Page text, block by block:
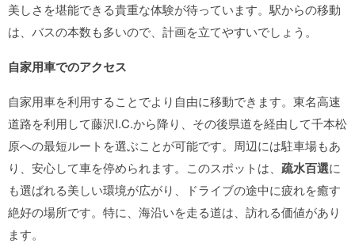
美しさを堪能できる貴重な体験が待っています。駅からの移動
は、バスの本数も多いので、計画を立てやすいでしょう。
自家用車でのアクセス
自家用車を利用することでより自由に移動できます。東名高速
道路を利用して藤沢I.C.から降り、その後県道を経由して千本松
原への最短ルートを選ぶことが可能です。周辺には駐車場もあ
り、安心して車を停められます。このスポットは、 疏水百選に
も選ばれる美しい環境が広がり、ドライブの途中に疲れを癒す
絶好の場所です。特に、海沿いを走る道は、訪れる価値があり
ます。